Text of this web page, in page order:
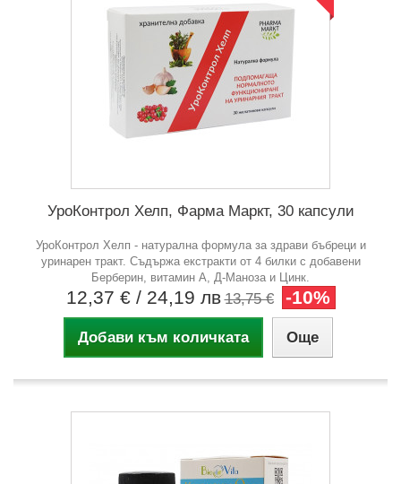
УроКонтрол Хелп, Фарма Маркт, 30 капсули
УроКонтрол Хелп - натурална формула за здрави бъбреци и
уринарен тракт. Съдържа екстракти от 4 билки с добавени
Берберин, витамин А, Д-Маноза и Цинк.
12,37 € / 24,19 лв 13,75 € -10%
Добави към количката Още